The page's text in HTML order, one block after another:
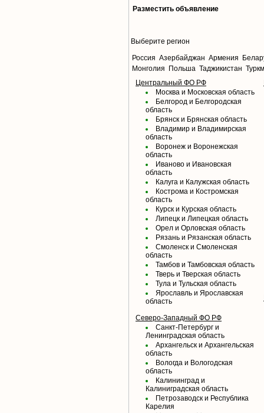
Разместить объявление
Выберите регион
Россия Азербайджан Армения
Монголия
Польша Таджикистан
Центральный ФО РФ
Москва и Московская область
Белгород и Белгородская
область
Брянск и Брянская область
Владимир и Владимирская
область
Воронеж и Воронежская
область
Иваново и Ивановская
область
Калуга и Калужская область
Кострома и Костромская
область
Курск и Курская область
Липецк и Липецкая область
Орел и Орловская область
Рязань и Рязанская область
Смоленск и Смоленская
область
Тамбов и Тамбовская область
Тверь и Тверская область
Тула и Тульская область
Ярославль и Ярославская
область
Северо-Западный ФО РФ
Санкт-Петербург и
Ленинградская область
Архангельск и Архангельская
область
Вологда и Вологодская
область
Калининград и
Калиниградская область
Петрозаводск и Республика
Карелия